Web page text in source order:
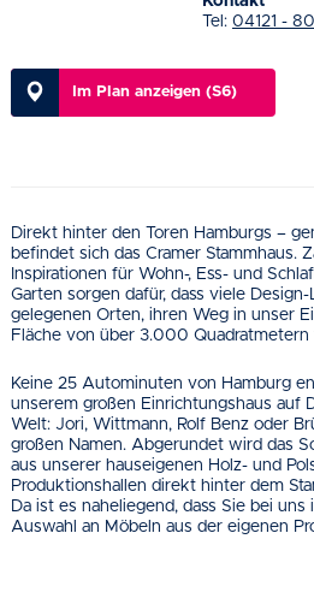
Tel: 04121 -
Im Plan anzeigen (S6)
Direkt hinter den Toren Hamburgs –
befindet sich das Cramer Stammhaus.
Inspirationen für Wohn-, Ess- und
Garten sorgen dafür, dass viele
gelegenen Orten, ihren Weg in unser
Fläche von über 3.000 Quadratmetern
Keine 25 Autominuten von Hamburg
unserem großen Einrichtungshaus auf
Welt: Jori, Wittmann, Rolf Benz oder
großen Namen. Abgerundet wird das
aus unserer hauseigenen Holz- und
Produktionshallen direkt hinter dem
Da ist es naheliegend, dass Sie bei
Auswahl an Möbeln aus der eigenen